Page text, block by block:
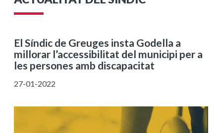
El Síndic de Greuges insta Godella a
millorar l’accessibilitat del municipi per a
les persones amb discapacitat
27-01-2022